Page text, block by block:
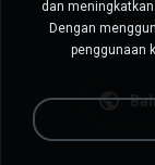
dan
Dengan
penggunaan